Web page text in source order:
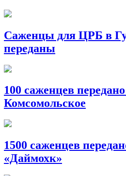
Саженцы для ЦРБ в
переданы
100 саженцев
Комсомольское
1500 саженцев
«Даймохк»